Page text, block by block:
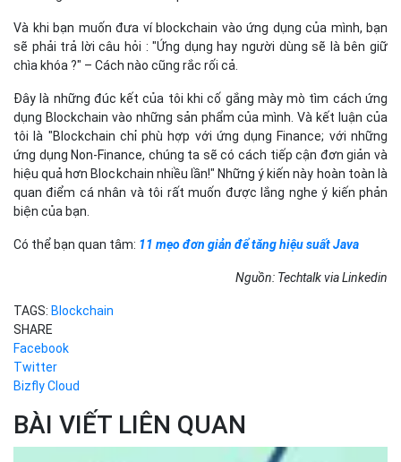
biện của bạn.
Có thể bạn quan tâm:11 mẹo đơn giản để tăng hiệu suất Java
Nguồn: Techtalk via Linkedin
TAGS: Blockchain
SHARE
Facebook
Twitter
Bizfly Cloud
BÀI VIẾT LIÊN QUAN